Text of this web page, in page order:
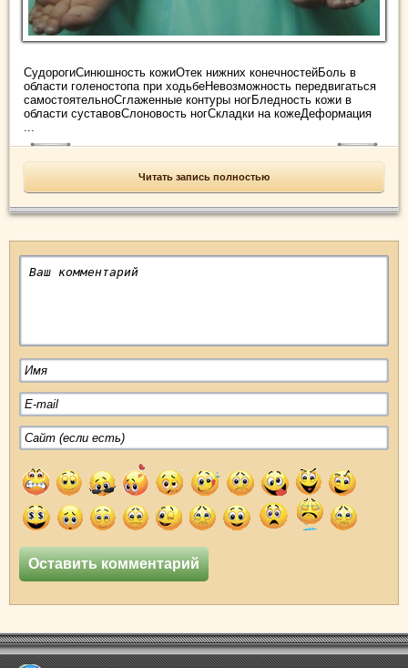
СудорогиСинюшность кожиОтек нижних конечностейБоль в
области голеностопа при ходьбеНевозможность передвигаться
самостоятельноСглаженные контуры ногБледность кожи в
области суставовСлоновость ногСкладки на кожеДеформация
Читать запись полностью